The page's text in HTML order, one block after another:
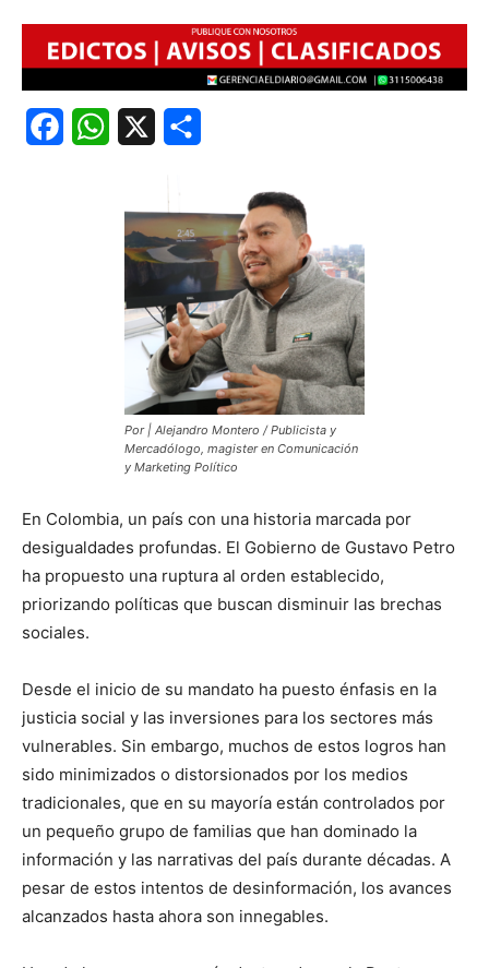
FacebookWhatsApp
Por | Alejandro Montero / Publicista y
Mercadólogo, magister en Comunicación
y Marketing Político
En Colombia, un país con una historia marcada por
desigualdades profundas. El Gobierno de Gustavo Petro
ha propuesto una ruptura al orden establecido,
priorizando políticas que buscan disminuir las brechas
sociales.
Desde el inicio de su mandato ha puesto énfasis en la
justicia social y las inversiones para los sectores más
vulnerables. Sin embargo, muchos de estos logros han
sido minimizados o distorsionados por los medios
tradicionales, que en su mayoría están controlados por
un pequeño grupo de familias que han dominado la
información y las narrativas del país durante décadas. A
pesar de estos intentos de desinformación, los avances
alcanzados hasta ahora son innegables.